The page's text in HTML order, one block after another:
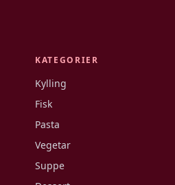
KATEGORIER
Kylling
Fisk
Pasta
Vegetar
Suppe